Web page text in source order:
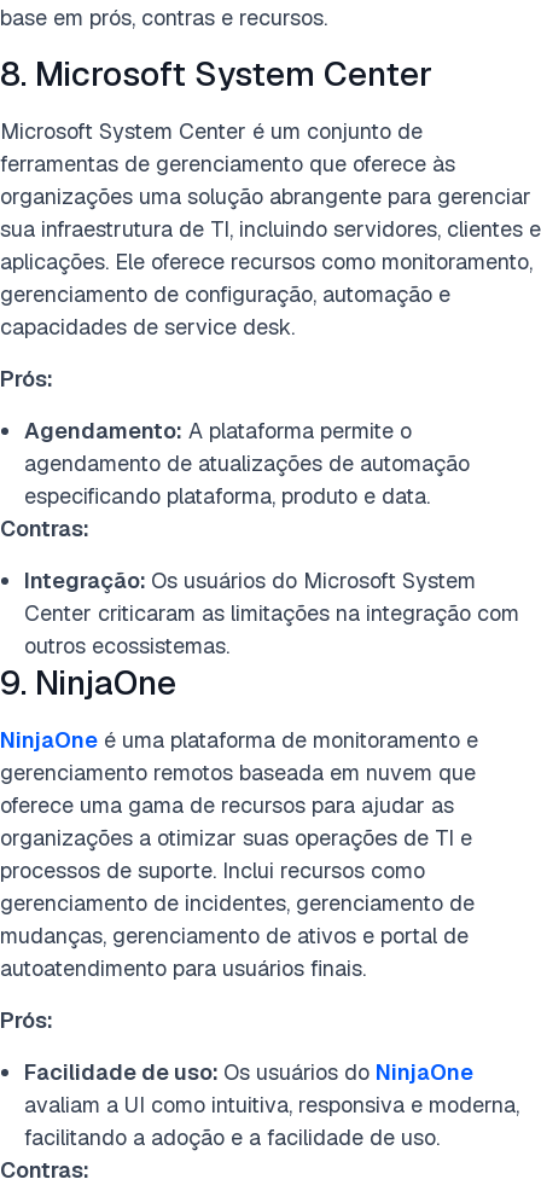
base em prós, contras e recursos.
8. Microsoft System Center
Microsoft System Center é um conjunto de
ferramentas de gerenciamento que oferece às
organizações uma solução abrangente para gerenciar
sua infraestrutura de TI, incluindo servidores, clientes e
aplicações. Ele oferece recursos como monitoramento,
gerenciamento de configuração, automação e
capacidades de service desk.
Prós:
Agendamento: A plataforma permite o
agendamento de atualizações de automação
especificando plataforma, produto e data.
Contras:
Integração: Os usuários do Microsoft System
Center criticaram as limitações na integração com
outros ecossistemas.
9. NinjaOne
NinjaOne é uma plataforma de monitoramento e
gerenciamento remotos baseada em nuvem que
oferece uma gama de recursos para ajudar as
organizações a otimizar suas operações de TI e
processos de suporte. Inclui recursos como
gerenciamento de incidentes, gerenciamento de
mudanças, gerenciamento de ativos e portal de
autoatendimento para usuários finais.
Prós:
Facilidade de uso: Os usuários do NinjaOne
avaliam a UI como intuitiva, responsiva e moderna,
facilitando a adoção e a facilidade de uso.
Contras: